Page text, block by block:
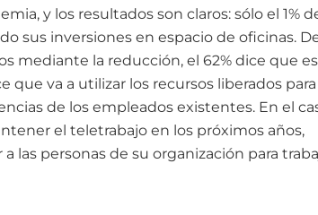
y los resultados son claros: sólo el 1%
sus inversiones en espacio de oficinas.
mediante la reducción, el 62% dice que
que va a utilizar los recursos liberados para
de los empleados existentes. En el
el teletrabajo en los próximos años,
las personas de su organización para